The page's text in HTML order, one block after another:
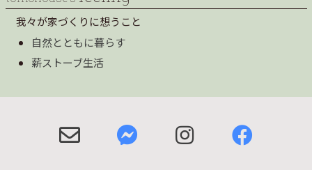
我々が家づくりに想うこと
自然とともに暮らす
薪ストーブ生活